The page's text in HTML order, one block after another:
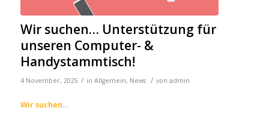
Wir suchen… Unterstützung für
unseren Computer- &
Handystammtisch!
4 November, 2025 / in Allgemein, News / von admin
Wir suchen…